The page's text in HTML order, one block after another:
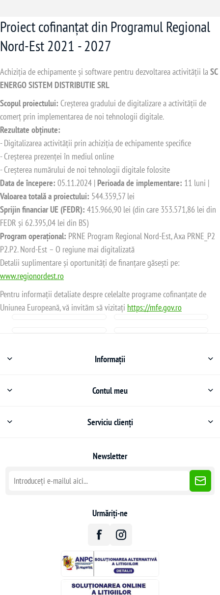
Proiect cofinanțat din Programul Regional
Nord-Est 2021 - 2027
Achiziția de echipamente și software pentru dezvoltarea activității la SC
ENERGO SISTEM DISTRIBUTIE SRL
Scopul proiectului: Creșterea gradului de digitalizare a activității de
comerț prin implementarea de noi tehnologii digitale.
Rezultate obținute:
- Digitalizarea activității prin achiziția de echipamente specifice
- Creșterea prezenței în mediul online
- Creșterea numărului de noi tehnologii digitale folosite
Data de începere: 05.11.2024 | Perioada de implementare: 11 luni |
Valoarea totală a proiectului: 544.359,57 lei
Sprijin financiar UE (FEDR): 415.966,90 lei (din care 353.571,86 lei din
FEDR și 62.395,04 lei din BS)
Program operațional: PRNE Program Regional Nord-Est, Axa PRNE_P2
P2.P2. Nord-Est – O regiune mai digitalizată
Detalii suplimentare și oportunități de finanțare găsești pe:
www.regionordest.ro
Pentru informații detaliate despre celelalte programe cofinanțate de
Uniunea Europeană, vă invităm să vizitați https://mfe.gov.ro
Informații
Contul meu
Serviciu clienți
Newsletter
Urmăriți-ne